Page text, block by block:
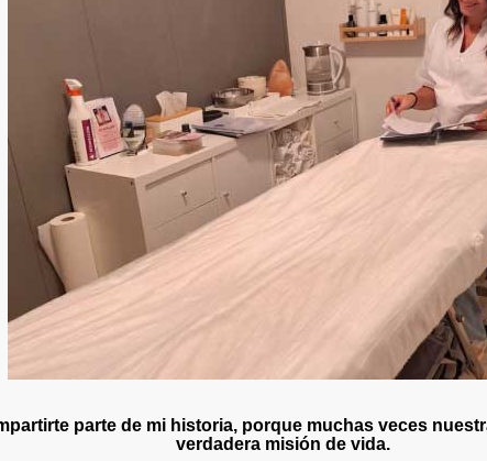
parte de mi historia, porque muchas veces
verdadera misión de vida.